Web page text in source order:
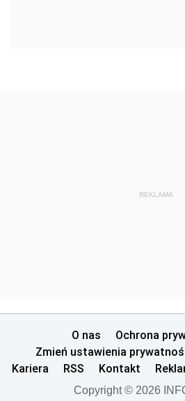
REKLAMA
O nas
Ochrona
Zmień ustawienia
Kariera
RSS Kontakt
Copyright © 2026